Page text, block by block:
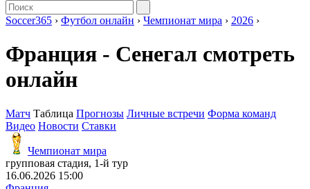
Soccer365 › Футбол онлайн › Чемпионат мира › 2026 ›
Франция - Сенегал смотреть
онлайн
Матч Таблица Прогнозы Личные встречи Форма команд
Видео Новости Ставки
Чемпионат мира
групповая стадия, 1-й тур
16.06.2026 15:00